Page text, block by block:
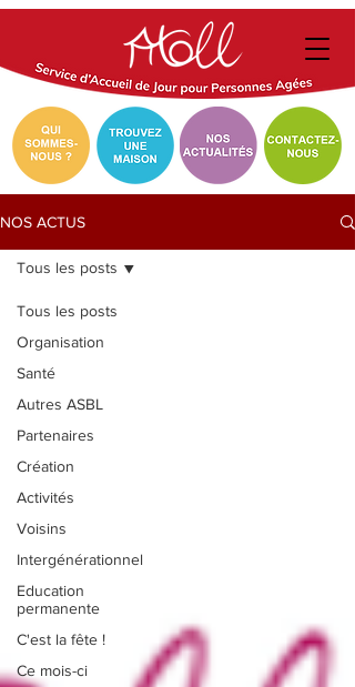
NOS ACTUS
Tous les posts
Organisation
Santé
Autres ASBL
Partenaires
Création
Activités
Voisins
Intergénérationnel
Education
permanente
C'est la fête !
Ce mois-ci
Tous les posts